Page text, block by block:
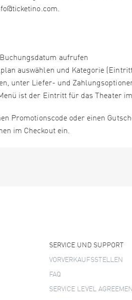
aufrufen
auswählen und Kategorie
unter Liefer- und
ist der Eintritt für das Theater
Promotionscode oder einen
im Checkout ein.
SERVICE UND SUPPORT
VORVERKAUFSSTELLEN
FAQ
SERVICE LEVEL